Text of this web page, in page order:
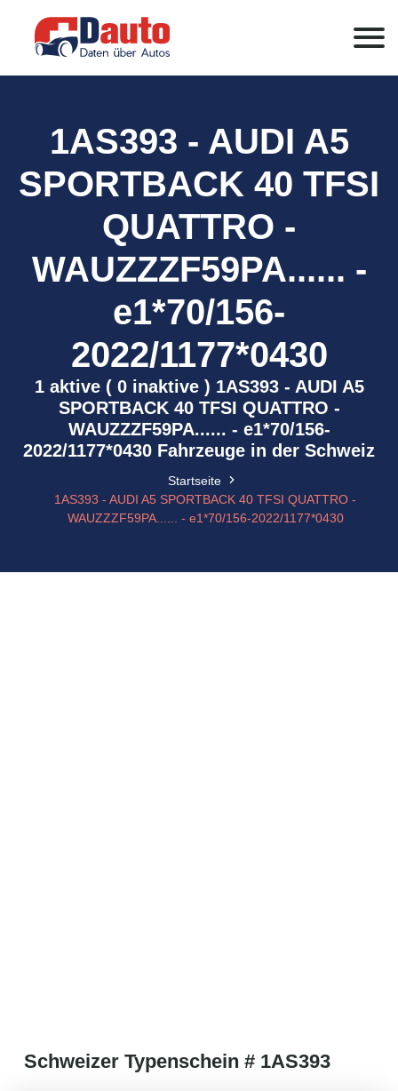
1AS393 - AUDI A5
SPORTBACK 40 TFSI
QUATTRO -
WAUZZZF59PA...... -
e1*70/156-
2022/1177*0430
1 aktive ( 0 inaktive ) 1AS393 - AUDI A5
SPORTBACK 40 TFSI QUATTRO -
WAUZZZF59PA...... - e1*70/156-
2022/1177*0430 Fahrzeuge in der Schweiz
Startseite
1AS393 - AUDI A5 SPORTBACK 40 TFSI QUATTRO -
WAUZZZF59PA...... - e1*70/156-2022/1177*0430
Schweizer Typenschein # 1AS393